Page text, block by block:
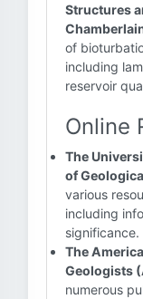
Structures
of
including
reservoir
Online
The
of
various
including
significance.
The
Geologists
numerous